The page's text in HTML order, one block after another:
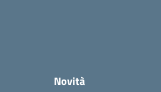
Novità